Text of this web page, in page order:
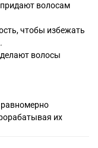
волосам
чтобы избежать
волосы
их